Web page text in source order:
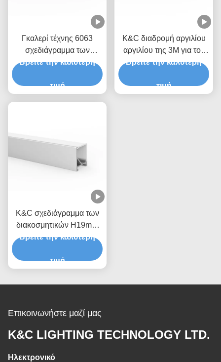
Γκαλερί τέχνης 6063
σχεδιάγραμμα των
μαγνητικών οδηγήσεων
Βρείτε την καλύτερη
τιμή
K&C διαδρομή αργιλίου
αργιλίου της 3M για τον
οδηγημένο φωτισμό
Βρείτε την καλύτερη
τιμή
K&C σχεδιάγραμμα των
διακοσμητικών H19mm
μαγνητικών οδηγήσεων
Βρείτε την καλύτερη
τιμή
Επικοινωνήστε μαζί μας
K&C LIGHTING TECHNOLOGY LTD.
Ηλεκτρονικό